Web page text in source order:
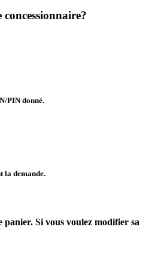
PIN donné.
la demande.
panier. Si vous voulez modifier sa